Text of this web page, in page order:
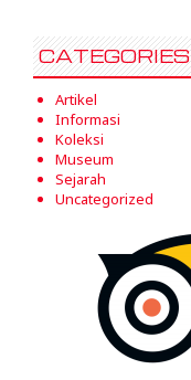
CATEGORIES
Artikel
Informasi
Koleksi
Museum
Sejarah
Uncategorized